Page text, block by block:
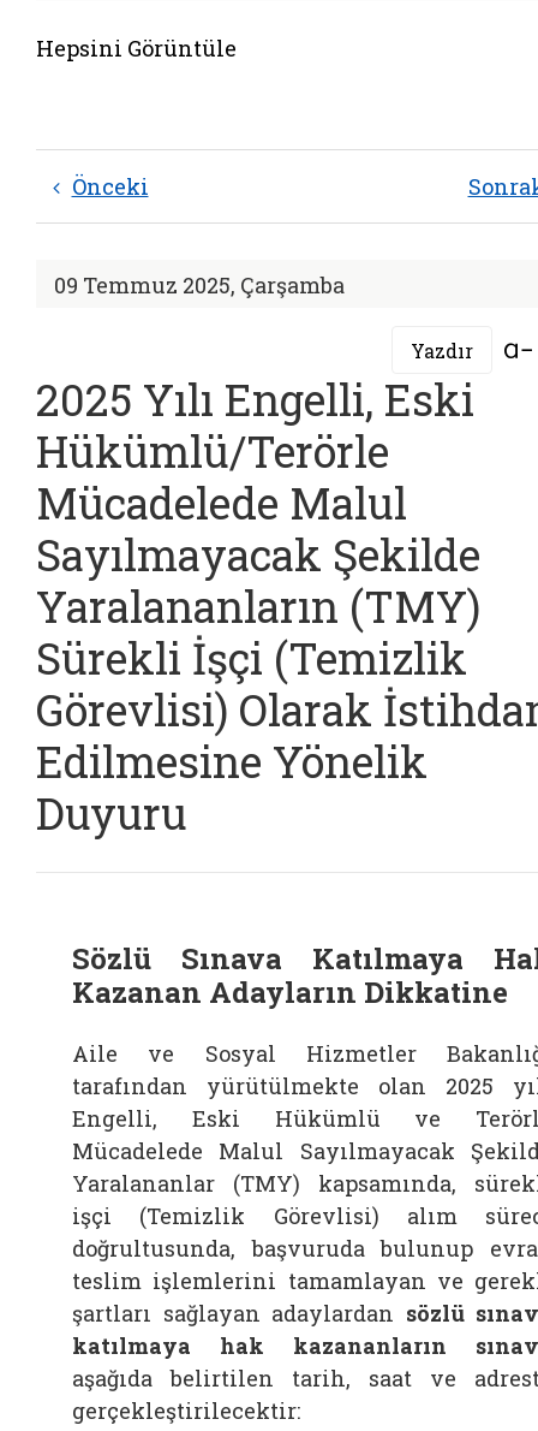
Hepsini Görüntüle
Önceki
09 Temmuz 2025, Çarşamba
Yazdır
2025 Yılı Engelli, Eski
Hükümlü/Terörle
Mücadelede Malul
Sayılmayacak Şekilde
Yaralananların (TMY)
Sürekli İşçi (Temizlik
Görevlisi) Olarak
Edilmesine Yönelik
Duyuru
Sözlü Sınava Katılmaya
Kazanan Adayların Dikkatine
Aile ve Sosyal Hizmetler
tarafından yürütülmekte olan 2025
Engelli, Eski Hükümlü ve
Mücadelede Malul Sayılmayacak
Yaralananlar (TMY) kapsamında,
işçi (Temizlik Görevlisi) alım
doğrultusunda, başvuruda bulunup
teslim işlemlerini tamamlayan ve
şartları sağlayan adaylardan sözlü
katılmaya hak kazananların
aşağıda belirtilen tarih, saat ve
gerçekleştirilecektir: